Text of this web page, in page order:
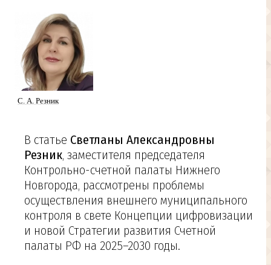
С. А. Резник
В статье Светланы Александровны
Резник, заместителя председателя
Контрольно-счетной палаты Нижнего
Новгорода, рассмотрены проблемы
осуществления внешнего муниципального
контроля в свете Концепции цифровизации
и новой Стратегии развития Счетной
палаты РФ на 2025–2030 годы.